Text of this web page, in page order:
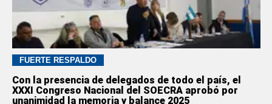
FUERTE RESPALDO
Con la presencia de delegados de todo el país, el
XXXI Congreso Nacional del SOECRA aprobó por
unanimidad la memoria y balance 2025